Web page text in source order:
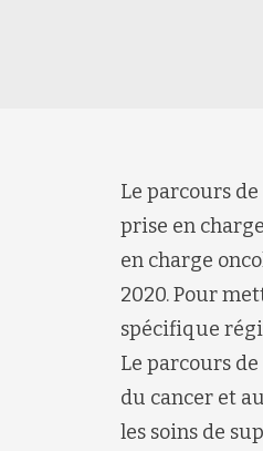
Le parcours
prise en
en charge
2020. Pour
spécifique
Le parcours
du cancer et
les soins de